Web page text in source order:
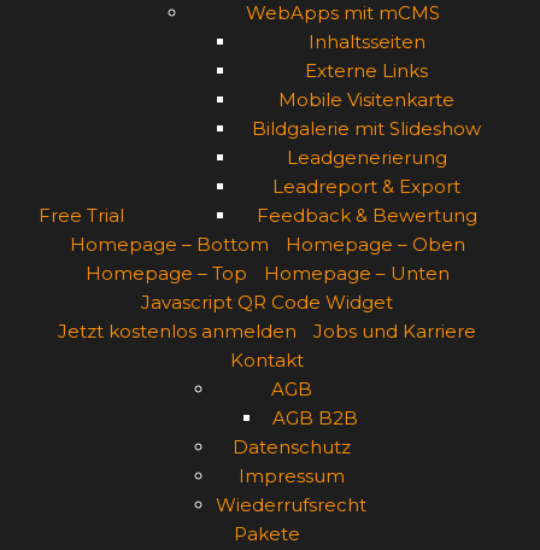
Free Trial
WebApps mit mCMS
Inhaltsseiten
Externe Links
Mobile Visitenkarte
Bildgalerie mit Slideshow
Leadgenerierung
Leadreport & Export
Feedback & Bewertung
Homepage – Bottom
Homepage – Oben
Homepage – Top
Homepage – Unten
Javascript QR Code Widget
Jetzt kostenlos anmelden
Jobs und Karriere
Kontakt
AGB
AGB B2B
Datenschutz
Impressum
Wiederrufsrecht
Pakete